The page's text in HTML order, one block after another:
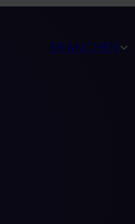
BRANCHEN